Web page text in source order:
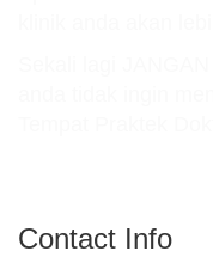
Contact Info